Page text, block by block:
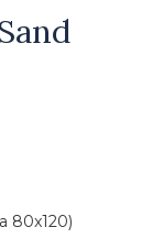
80x120)